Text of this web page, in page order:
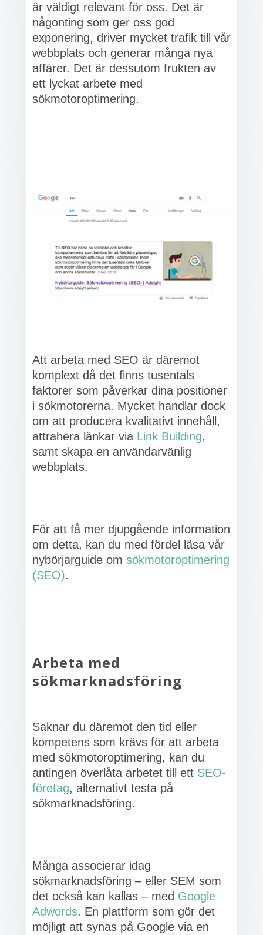
är väldigt relevant för oss. Det är
någonting som ger oss god
exponering, driver mycket trafik till vår
webbplats och generar många nya
affärer. Det är dessutom frukten av
ett lyckat arbete med
sökmotoroptimering.
Att arbeta med SEO är däremot
komplext då det finns tusentals
faktorer som påverkar dina positioner
i sökmotorerna. Mycket handlar dock
om att producera kvalitativt innehåll,
attrahera länkar via Link Building,
samt skapa en användarvänlig
webbplats.
För att få mer djupgående information
om detta, kan du med fördel läsa vår
nybörjarguide om sökmotoroptimering
(SEO).
Arbeta med
sökmarknadsföring
Saknar du däremot den tid eller
kompetens som krävs för att arbeta
med sökmotoroptimering, kan du
antingen överlåta arbetet till ett SEO-
företag, alternativt testa på
sökmarknadsföring.
Många associerar idag
sökmarknadsföring – eller SEM som
det också kan kallas – med Google
Adwords. En plattform som gör det
möjligt att synas på Google via en